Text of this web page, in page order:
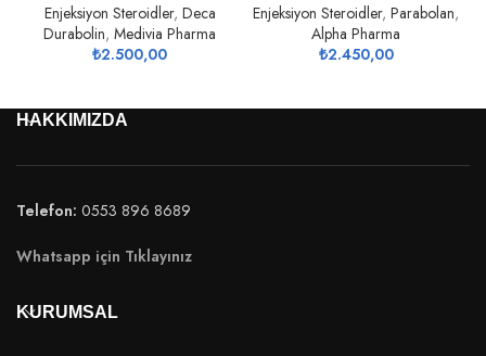
Enjeksiyon Steroidler, Deca
Durabolin, Medivia Pharma
₺2.500,00
Enjeksiyon Steroidler,Parabolan,
Alpha Pharma
₺2.450,00
HAKKIMIZDA
Telefon: 0553 896 8689
Whatsapp için Tıklayınız
KURUMSAL